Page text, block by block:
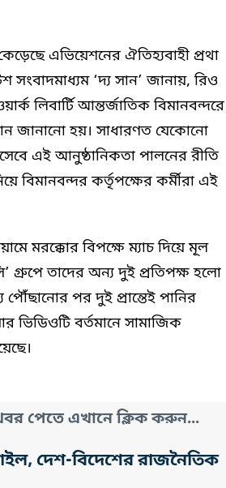
এভিয়েশনের ঐতিহ্যবাহী প্রথা
সংবাদমাধ্যম ‘দ্য সান’ জানায়, রিও
লিবার্টি আন্তর্জাতিক বিমানবন্দরে
জানানো হয়। সাধারণত যেকোনো
এই আনুষ্ঠানিকতা পালনের রীতি
বিমানবন্দর কর্তৃপক্ষের কর্মীরা এই
মরক্কোর বিপক্ষে ম্যাচ দিয়ে মূল
তাদের অন্য দুই প্রতিপক্ষ হলো
পৌঁছানোর পর দুই প্রান্তেই পানির
ভিডিওটি বর্তমানে সামাজিক
পেতে এখানে ক্লিক করুন...
দেশ-বিদেশের রাজনৈতিক